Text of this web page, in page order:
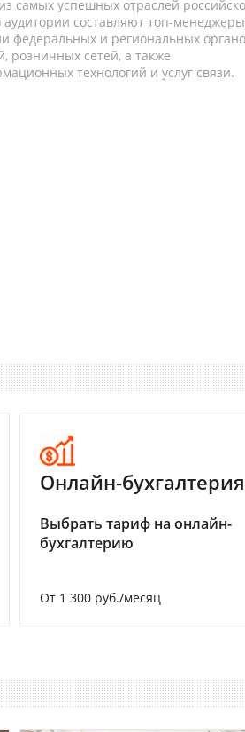
самых успешных отраслей
составляют топ-
федеральных и региональных
розничных сетей, а также
технологий и услуг связи.
Онлайн-бухгалтерия
Выбрать тариф на онлайн-
бухгалтерию
От 1 300 руб./месяц